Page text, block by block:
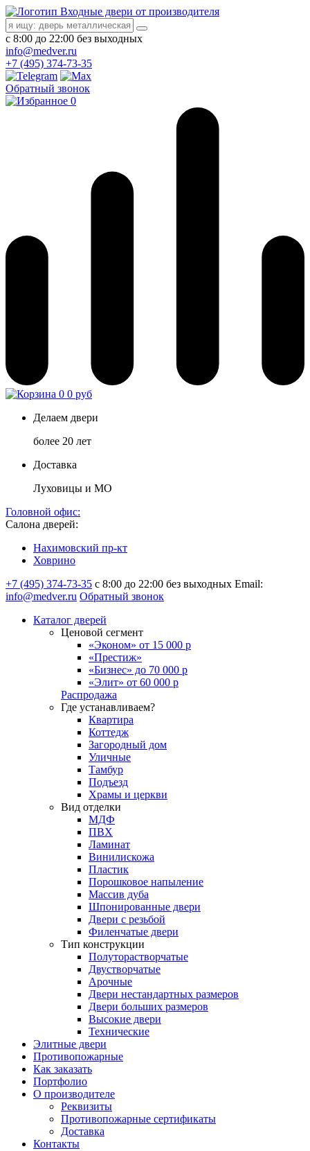
Входные двери от производителя
с 8:00 до 22:00 без выходных
info@medver.ru
+7 (495) 374-73-35
Обратный звонок
0
0 0 руб
Делаем двери
более 20 лет
Доставка
Луховицы и МО
Головной офис:
Салона дверей:
Нахимовский пр-кт
Ховрино
+7 (495) 374-73-35 с 8:00 до 22:00 без выходных Email:
info@medver.ru Обратный звонок
Каталог дверей
Ценовой сегмент
«Эконом» от 15 000 р
«Престиж»
«Бизнес» до 70 000 р
«Элит» от 60 000 р
Распродажа
Где устанавливаем?
Квартира
Коттедж
Загородный дом
Уличные
Тамбур
Подъезд
Храмы и церкви
Вид отделки
МДФ
ПВХ
Ламинат
Винилискожа
Пластик
Порошковое напыление
Массив дуба
Шпонированные двери
Двери с резьбой
Филенчатые двери
Тип конструкции
Полуторастворчатые
Двустворчатые
Арочные
Двери нестандартных размеров
Двери больших размеров
Высокие двери
Технические
Элитные двери
Противопожарные
Как заказать
Портфолио
О производителе
Реквизиты
Противопожарные сертификаты
Доставка
Контакты